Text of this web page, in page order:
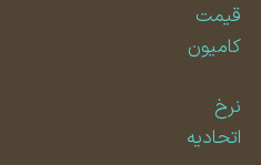
قیمت
کامیون
اتحادیه